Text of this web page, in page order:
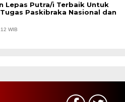
Lepas Putra/i Terbaik Untuk
Paskibraka Nasional dan
WIB